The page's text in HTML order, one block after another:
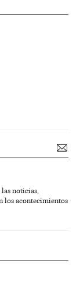
las noticias,
los acontecimientos